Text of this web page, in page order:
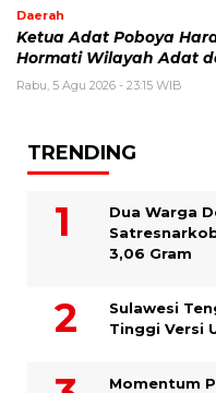
Daerah
Ketua Adat Poboya
Hormati Wilayah Adat
Rabu, 5 Agu 2026 - 23:15 WIB
TRENDING
Dua Warga
3,06 Gram
Sulawesi
Tinggi Versi
Momentum